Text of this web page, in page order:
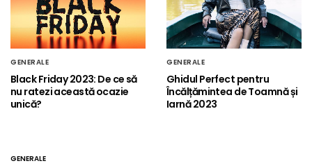
GENERALE
Black Friday 2023: De ce să
nu ratezi această ocazie
unică?
GENERALE
Ghidul Perfect pentru
Încălțămintea de Toamnă și
Iarnă 2023
GENERALE